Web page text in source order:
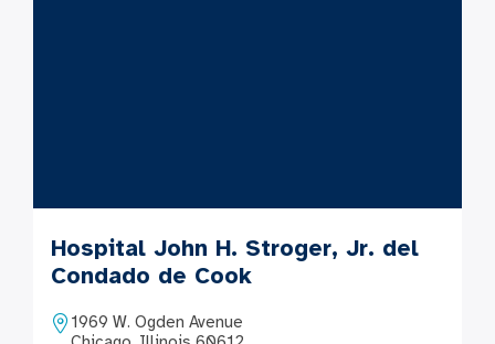
Hospital John H. Stroger, Jr. del
Condado de Cook
1969 W. Ogden Avenue